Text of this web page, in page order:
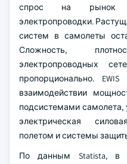
спрос на рынок
электропроводки.
систем в самолеты
Сложность,
электропроводных
пропорционально.
взаимодействии
подсистемами самолета,
электрическая
полетом и системы
По данным Statista, в